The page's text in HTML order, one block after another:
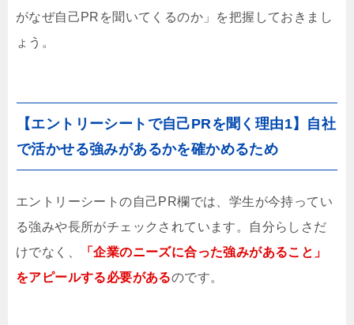
がなぜ自己PRを聞いてくるのか」を把握しておきまし
ょう。
【エントリーシートで自己PRを聞く理由1】自社
で活かせる強みがあるかを確かめるため
エントリーシートの自己PR欄では、学生が今持ってい
る強みや長所がチェックされています。自分らしさだ
けでなく、
「企業のニーズに合った強みがあること」
をアピールする必要があるのです。